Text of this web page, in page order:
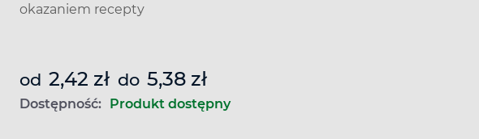
okazaniem recepty
od 2,42 zł do 5,38 zł
Dostępność: Produkt dostępny